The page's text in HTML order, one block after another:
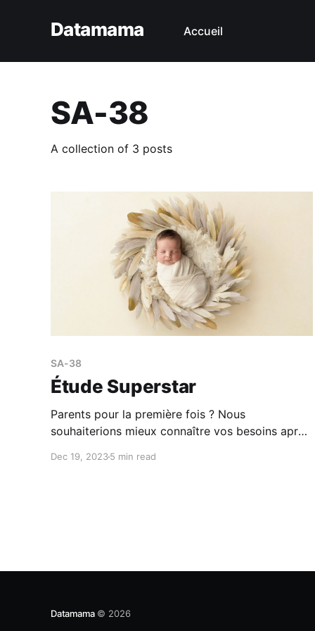
Datamama Accueil
SA-38
A collection of 3 posts
SA-38
Étude Superstar
Parents pour la première fois ? Nous
souhaiterions mieux connaître vos besoins après
maternité. Présentation de l'étude Devenir
Dec 19, 20235 min read
Datamama© 2026